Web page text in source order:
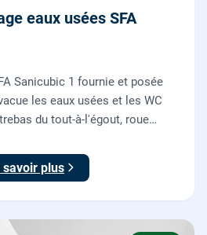
eaux usées SFA
Sanicubic 1 fournie et posée
les eaux usées et les WC
du tout-à-l'égout, roue
savoir plus